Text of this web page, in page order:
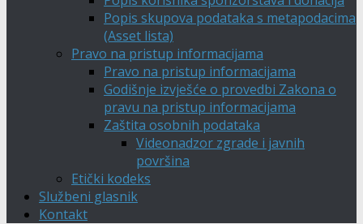
Popis skupova podataka s metapodacima
(Asset lista)
Pravo na pristup informacijama
Pravo na pristup informacijama
Godišnje izvješće o provedbi Zakona o
pravu na pristup informacijama
Zaštita osobnih podataka
Videonadzor zgrade i javnih
površina
Etički kodeks
Službeni glasnik
Kontakt